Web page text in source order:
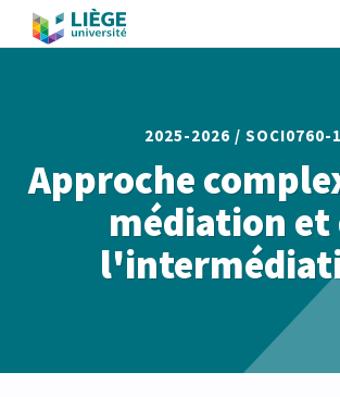
2025-2026 / SOCI0760-1
Approche
médiation et